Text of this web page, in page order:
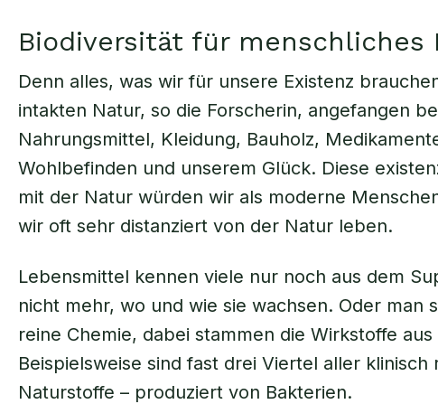
Biodiversität für menschliches
Denn alles, was wir für unsere Existenz
intakten Natur, so die Forscherin, angefangen
Nahrungsmittel, Kleidung, Bauholz,
Wohlbefinden und unserem Glück. Diese
mit der Natur würden wir als moderne
wir oft sehr distanziert von der Natur leben.
Lebensmittel kennen viele nur noch aus dem
nicht mehr, wo und wie sie wachsen. Oder man
reine Chemie, dabei stammen die Wirkstoffe
Beispielsweise sind fast drei Viertel aller klinisch
Naturstoffe – produziert von Bakterien.